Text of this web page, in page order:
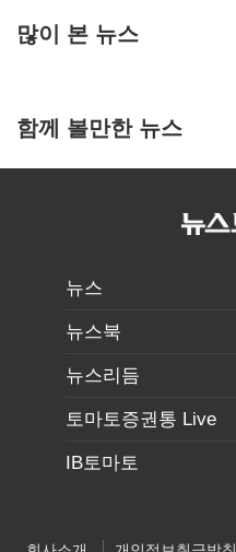
많이 본 뉴스
함께 볼만한 뉴스
뉴스
뉴스북
뉴스리듬
토마토증권통 Live
IB토마토